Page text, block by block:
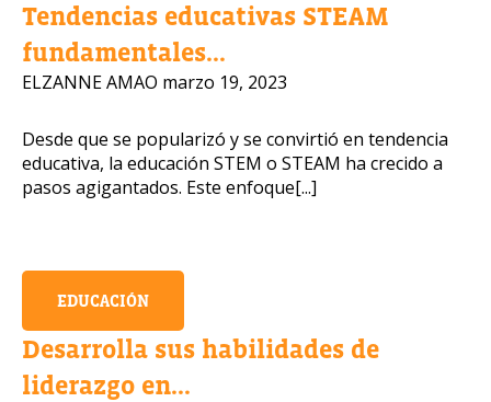
Tendencias educativas STEAM
fundamentales...
ELZANNE AMAO marzo 19, 2023
Desde que se popularizó y se convirtió en tendencia
educativa, la educación STEM o STEAM ha crecido a
pasos agigantados. Este enfoque[...]
EDUCACIÓN
Desarrolla sus habilidades de
liderazgo en...
Política de Privacidad
OBTENER INFORMACIÓN